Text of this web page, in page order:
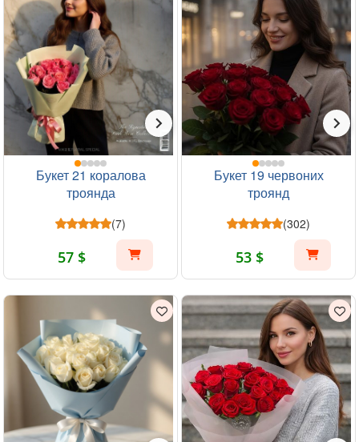
Букет 21 коралова
троянда
(7)
57 $
Букет 19 червоних
троянд
(302)
53 $